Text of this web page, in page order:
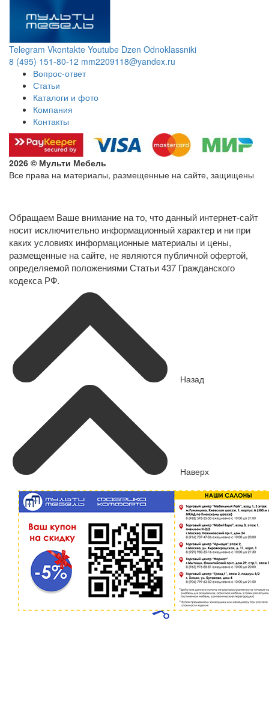
Telegram Vkontakte Youtube Dzen Odnoklassniki
8 (495) 151-80-12 mm2209118@yandex.ru
Вопрос-ответ
Статьи
Каталоги и фото
Компания
Контакты
2026 © Мульти Мебель
Все права на материалы, размещенные на сайте, защищены
Обращаем Ваше внимание на то, что данный интернет-сайт
носит исключительно информационный характер и ни при
каких условиях информационные материалы и цены,
размещенные на сайте, не являются публичной офертой,
определяемой положениями Статьи 437 Гражданского
кодекса РФ.
Назад
Наверх